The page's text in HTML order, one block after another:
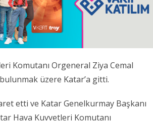
Komutanı Orgeneral Ziya Cemal
üzere Katar’a gitti.
etti ve Katar Genelkurmay Başkanı
Hava Kuvvetleri Komutanı